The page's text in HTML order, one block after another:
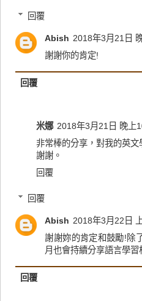
回覆
Abish 2018年3月21日
謝謝你的肯定!
回覆
米娜 2018年3月21日 晚上
非常棒的分享，對我的英文
謝謝。
回覆
回覆
Abish 2018年3月22日
謝謝妳的肯定和鼓勵!除
月也會持續分享語言學習
回覆